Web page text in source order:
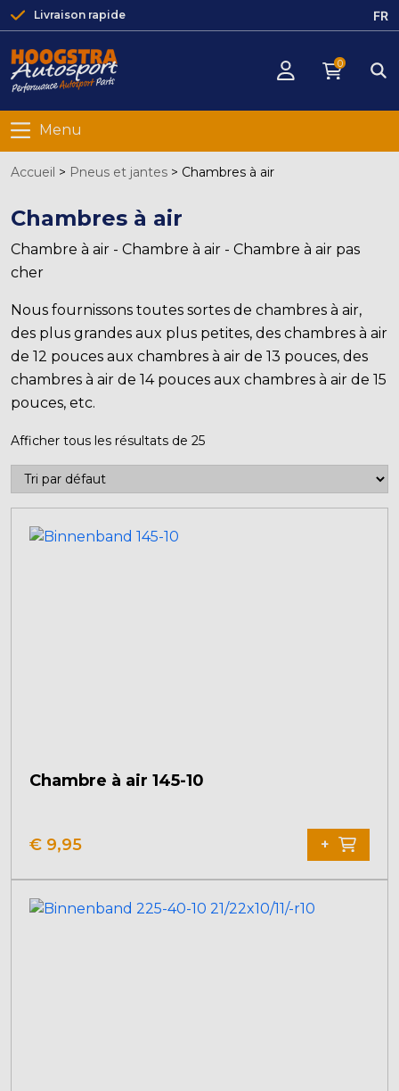
Livraison rapide FR
0
Menu
Accueil > Pneus et jantes > Chambres à air
Chambres à air
Chambre à air - Chambre à air - Chambre à air pas
cher
Nous fournissons toutes sortes de chambres à air,
des plus grandes aux plus petites, des chambres à air
de 12 pouces aux chambres à air de 13 pouces, des
chambres à air de 14 pouces aux chambres à air de 15
pouces, etc.
Afficher tous les résultats de 25
Chambre à air 145-10
€ 9,95 +